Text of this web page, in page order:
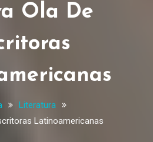
Ola De
Literatura
Latinoamericanas